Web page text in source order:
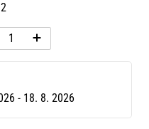
- 18. 8. 2026